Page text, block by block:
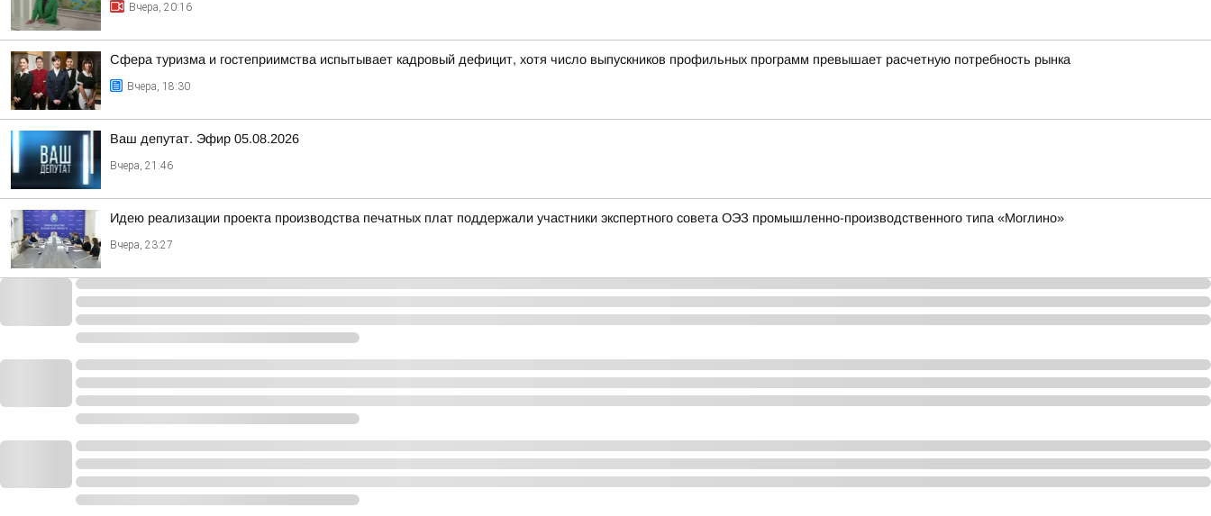
Вчера, 20:16
Сфера туризма и гостеприимства испытывает кадровый дефицит, хотя число выпускников профильных программ превышает расчетную потребность рынка
Вчера, 18:30
Ваш депутат. Эфир 05.08.2026
Вчера, 21:46
Идею реализации проекта производства печатных плат поддержали участники экспертного совета ОЭЗ промышленно-производственного типа «Моглино»
Вчера, 23:27